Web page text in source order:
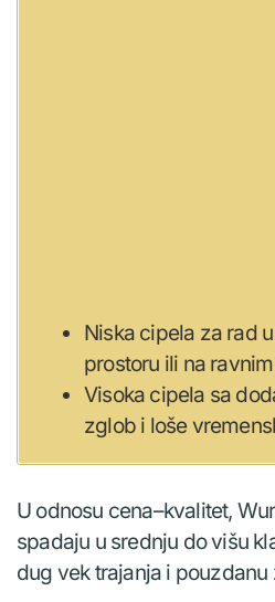
Niska cipela za rad
prostoru ili na
Visoka cipela sa
zglob i loše
U odnosu cena–kvalitet,
spadaju u srednju do višu
dug vek trajanja i pouzdanu